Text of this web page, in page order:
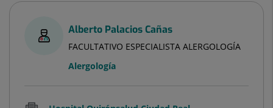
Alberto Palacios Cañas
FACULTATIVO ESPECIALISTA ALERGOLOGÍA
Alergología